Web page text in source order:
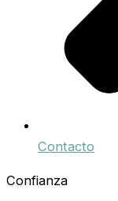
Contacto
Confianza